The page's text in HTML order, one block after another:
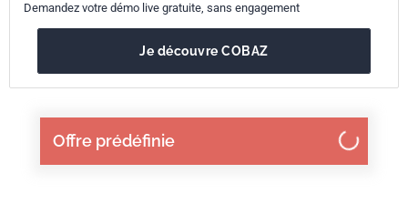
Offre prédéfinie
Demandez votre démo live gratuite, sans engagement
Je découvre COBAZ